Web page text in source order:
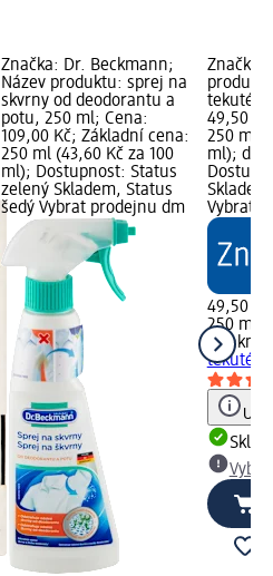
Značka: Dr. Beckmann;
Název produktu: sprej na
skvrny od deodorantu a
potu, 250 ml; Cena:
109,00 Kč; Základní cena:
250 ml (43,60 Kč za 100
ml); Dostupnost: Status
zelený Skladem, Status
šedý Vybrat prodejnu dm
Značka:
tekuté,
49,50
250 ml
ml); dm
Vybrat
49,50 Kč
250 ml
Denkmit
tekuté,